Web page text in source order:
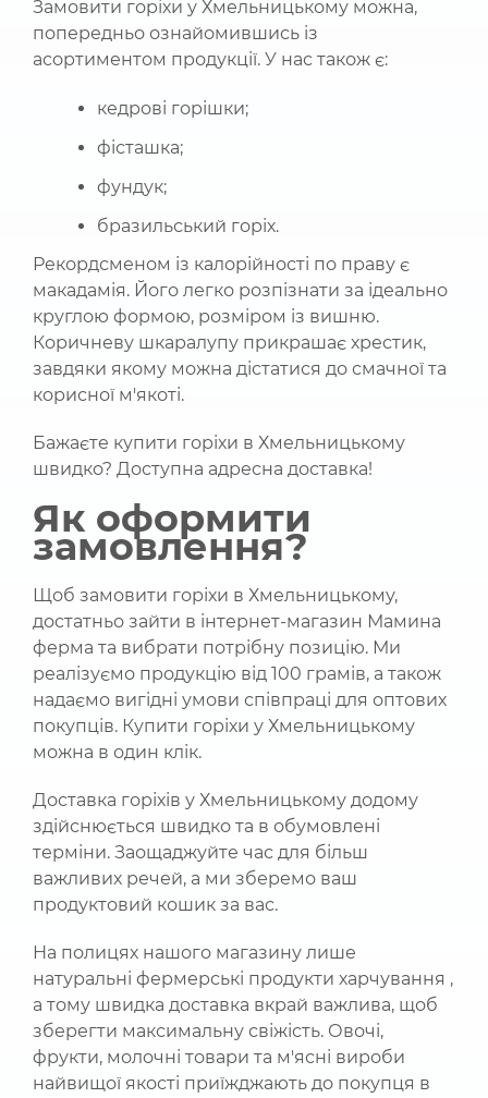
Замовити горіхи у Хмельницькому можна,
попередньо ознайомившись із
асортиментом продукції. У нас також є:
кедрові горішки;
фісташка;
фундук;
бразильський горіх.
Рекордсменом із калорійності по праву є
макадамія. Його легко розпізнати за ідеально
круглою формою, розміром із вишню.
Коричневу шкаралупу прикрашає хрестик,
завдяки якому можна дістатися до смачної та
корисної м'якоті.
Бажаєте купити горіхи в Хмельницькому
швидко? Доступна адресна доставка!
Як оформити
замовлення?
Щоб замовити горіхи в Хмельницькому,
достатньо зайти в інтернет-магазин Мамина
ферма та вибрати потрібну позицію. Ми
реалізуємо продукцію від 100 грамів, а також
надаємо вигідні умови співпраці для оптових
покупців. Купити горіхи у Хмельницькому
можна в один клік.
Доставка горіхів у Хмельницькому додому
здійснюється швидко та в обумовлені
терміни. Заощаджуйте час для більш
важливих речей, а ми зберемо ваш
продуктовий кошик за вас.
На полицях нашого магазину лише
натуральні фермерські продукти харчування ,
а тому швидка доставка вкрай важлива, щоб
зберегти максимальну свіжість. Овочі,
фрукти, молочні товари та м'ясні вироби
найвищої якості приїжджають до покупця в